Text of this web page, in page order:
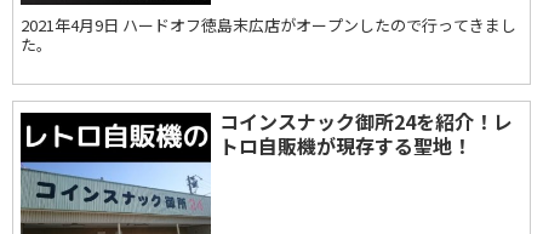
2021年4月9日 ハードオフ徳島末広店がオープンしたので行ってきまし
た。
コインスナック御所24を紹介！レ
トロ自販機が現存する聖地！